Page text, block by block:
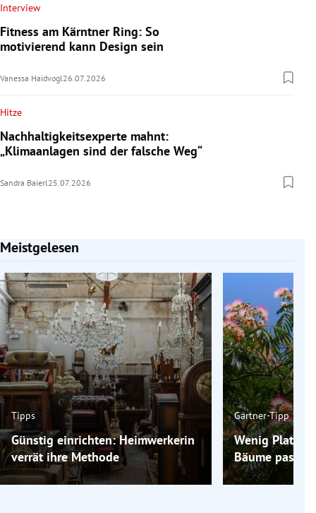
Interview
Fitness am Kärntner Ring: So
motivierend kann Design sein
Vanessa Haidvogl 26.07.2026
Hitze
Nachhaltigkeitsexperte mahnt:
„Klimaanlagen sind der falsche Weg“
Sandra Baierl 25.07.2026
Meistgelesen
Slide 1 von 7
Tipps
Günstig einrichten: Heimwerkerin
verrät ihre Methode
Gärtner-Tipp
Wenig Platz
Bäume